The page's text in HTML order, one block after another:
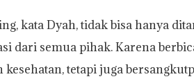
kata Dyah, tidak bisa hanya
dari semua pihak. Karena
tetapi juga